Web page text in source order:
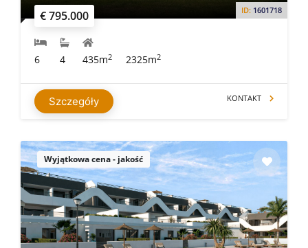
€ 795.000 ID: 1601718
6 4 435m2 2325m2
Szczegóły KONTAKT
Wyjątkowa cena - jakość